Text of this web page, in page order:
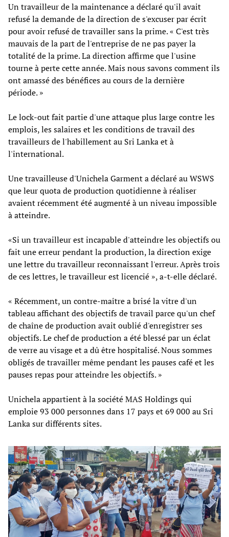
Un travailleur de la maintenance a déclaré qu'il avait
refusé la demande de la direction de s'excuser par écrit
pour avoir refusé de travailler sans la prime. « C'est très
mauvais de la part de l'entreprise de ne pas payer la
totalité de la prime. La direction affirme que l'usine
tourne à perte cette année. Mais nous savons comment ils
ont amassé des bénéfices au cours de la dernière
période. »
Le lock-out fait partie d'une attaque plus large contre les
emplois, les salaires et les conditions de travail des
travailleurs de l'habillement au Sri Lanka et à
l'international.
Une travailleuse d'Unichela Garment a déclaré au WSWS
que leur quota de production quotidienne à réaliser
avaient récemment été augmenté à un niveau impossible
à atteindre.
«Si un travailleur est incapable d'atteindre les objectifs ou
fait une erreur pendant la production, la direction exige
une lettre du travailleur reconnaissant l'erreur. Après trois
de ces lettres, le travailleur est licencié », a-t-elle déclaré.
« Récemment, un contre-maître a brisé la vitre d'un
tableau affichant des objectifs de travail parce qu'un chef
de chaîne de production avait oublié d'enregistrer ses
objectifs. Le chef de production a été blessé par un éclat
de verre au visage et a dû être hospitalisé. Nous sommes
obligés de travailler même pendant les pauses café et les
pauses repas pour atteindre les objectifs. »
Unichela appartient à la société MAS Holdings qui
emploie 93 000 personnes dans 17 pays et 69 000 au Sri
Lanka sur différents sites.